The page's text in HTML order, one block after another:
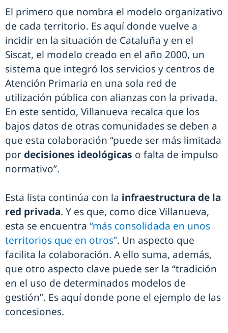
El primero que nombra el modelo organizativo
de cada territorio. Es aquí donde vuelve a
incidir en la situación de Cataluña y en el
Siscat, el modelo creado en el año 2000, un
sistema que integró los servicios y centros de
Atención Primaria en una sola red de
utilización pública con alianzas con la privada.
En este sentido, Villanueva recalca que los
bajos datos de otras comunidades se deben a
que esta colaboración “puede ser más limitada
por decisiones ideológicas o falta de impulso
normativo”.
Esta lista continúa con la infraestructura de la
red privada. Y es que, como dice Villanueva,
esta se encuentra “más consolidada en unos
territorios que en otros”. Un aspecto que
facilita la colaboración. A ello suma, además,
que otro aspecto clave puede ser la “tradición
en el uso de determinados modelos de
gestión”. Es aquí donde pone el ejemplo de las
concesiones.